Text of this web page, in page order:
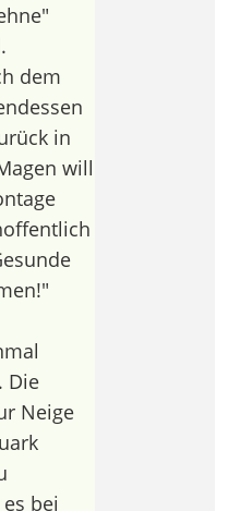
dem
in
will
Die
Neige
bei